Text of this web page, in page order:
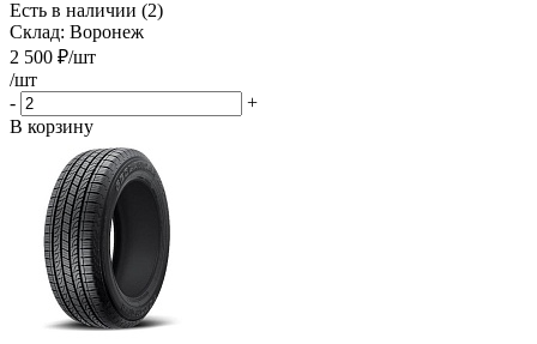
Есть в наличии (2)
Склад: Воронеж
2 500 ₽/шт
/шт
-
+
В корзину